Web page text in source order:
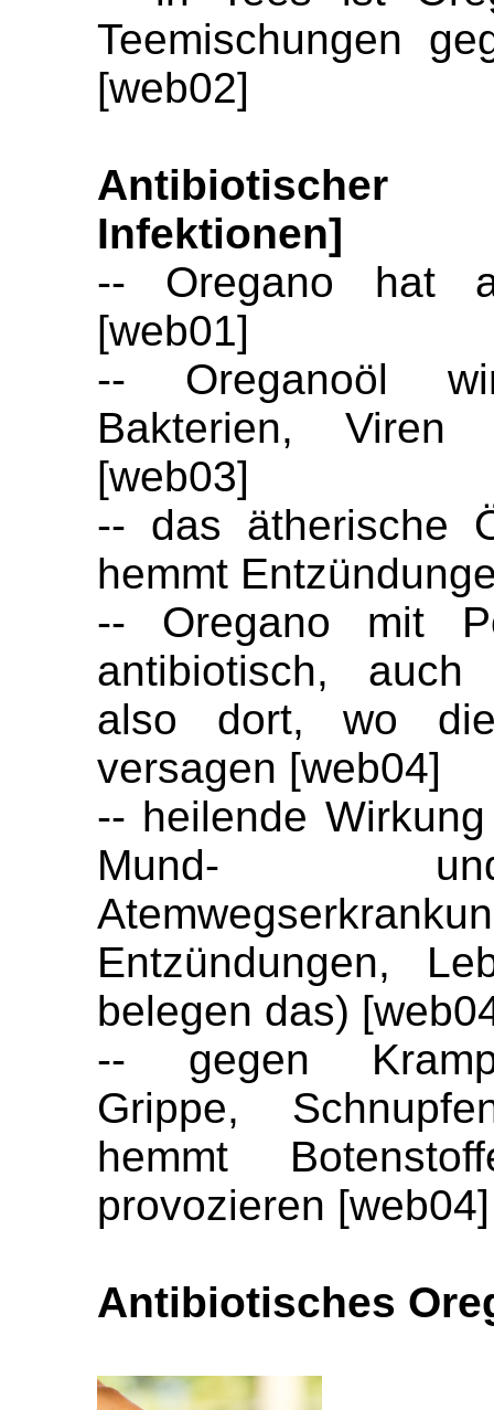
Teemischungen
[web02]
Infektionen]
-- Oregano hat
[web01]
-- Oreganoöl
Bakterien, Viren
[web03]
-- das ätherische
hemmt
-- Oregano mit
antibiotisch, auch
also dort, wo die
versagen [web04]
-- heilende
Mund-
Entzündungen,
belegen das)
-- gegen
Grippe,
hemmt
provozieren [web04]
Antibiotisches